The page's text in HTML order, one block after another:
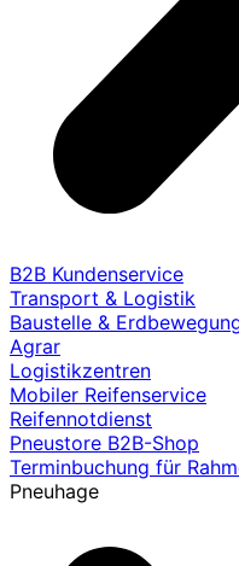
B2B Kundenservice
Transport & Logistik
Baustelle &
Agrar
Logistikzentren
Mobiler Reifenservice
Reifennotdienst
Pneustore B2B-Shop
Terminbuchung für
Pneuhage